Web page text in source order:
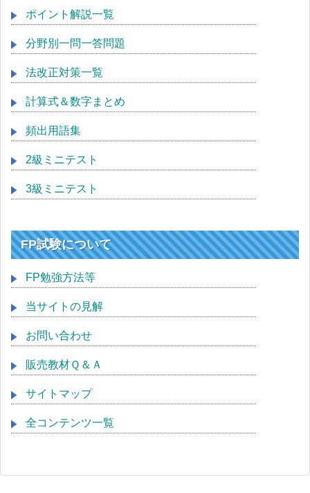
ポイント解説一覧
分野別一問一答問題
法改正対策一覧
計算式＆数字まとめ
頻出用語集
2級ミニテスト
3級ミニテスト
FP試験について
FP勉強方法等
当サイトの見解
お問い合わせ
販売教材Ｑ＆Ａ
サイトマップ
全コンテンツ一覧